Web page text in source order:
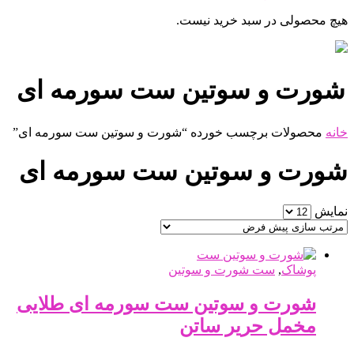
هیچ محصولی در سبد خرید نیست.
شورت و سوتین ست سورمه ای
خانه محصولات برچسب خورده “شورت و سوتین ست سورمه ای”
شورت و سوتین ست سورمه ای
نمایش
پوشاک, ست شورت و سوتین
شورت و سوتین ست سورمه ای طلایی
مخمل حریر ساتن